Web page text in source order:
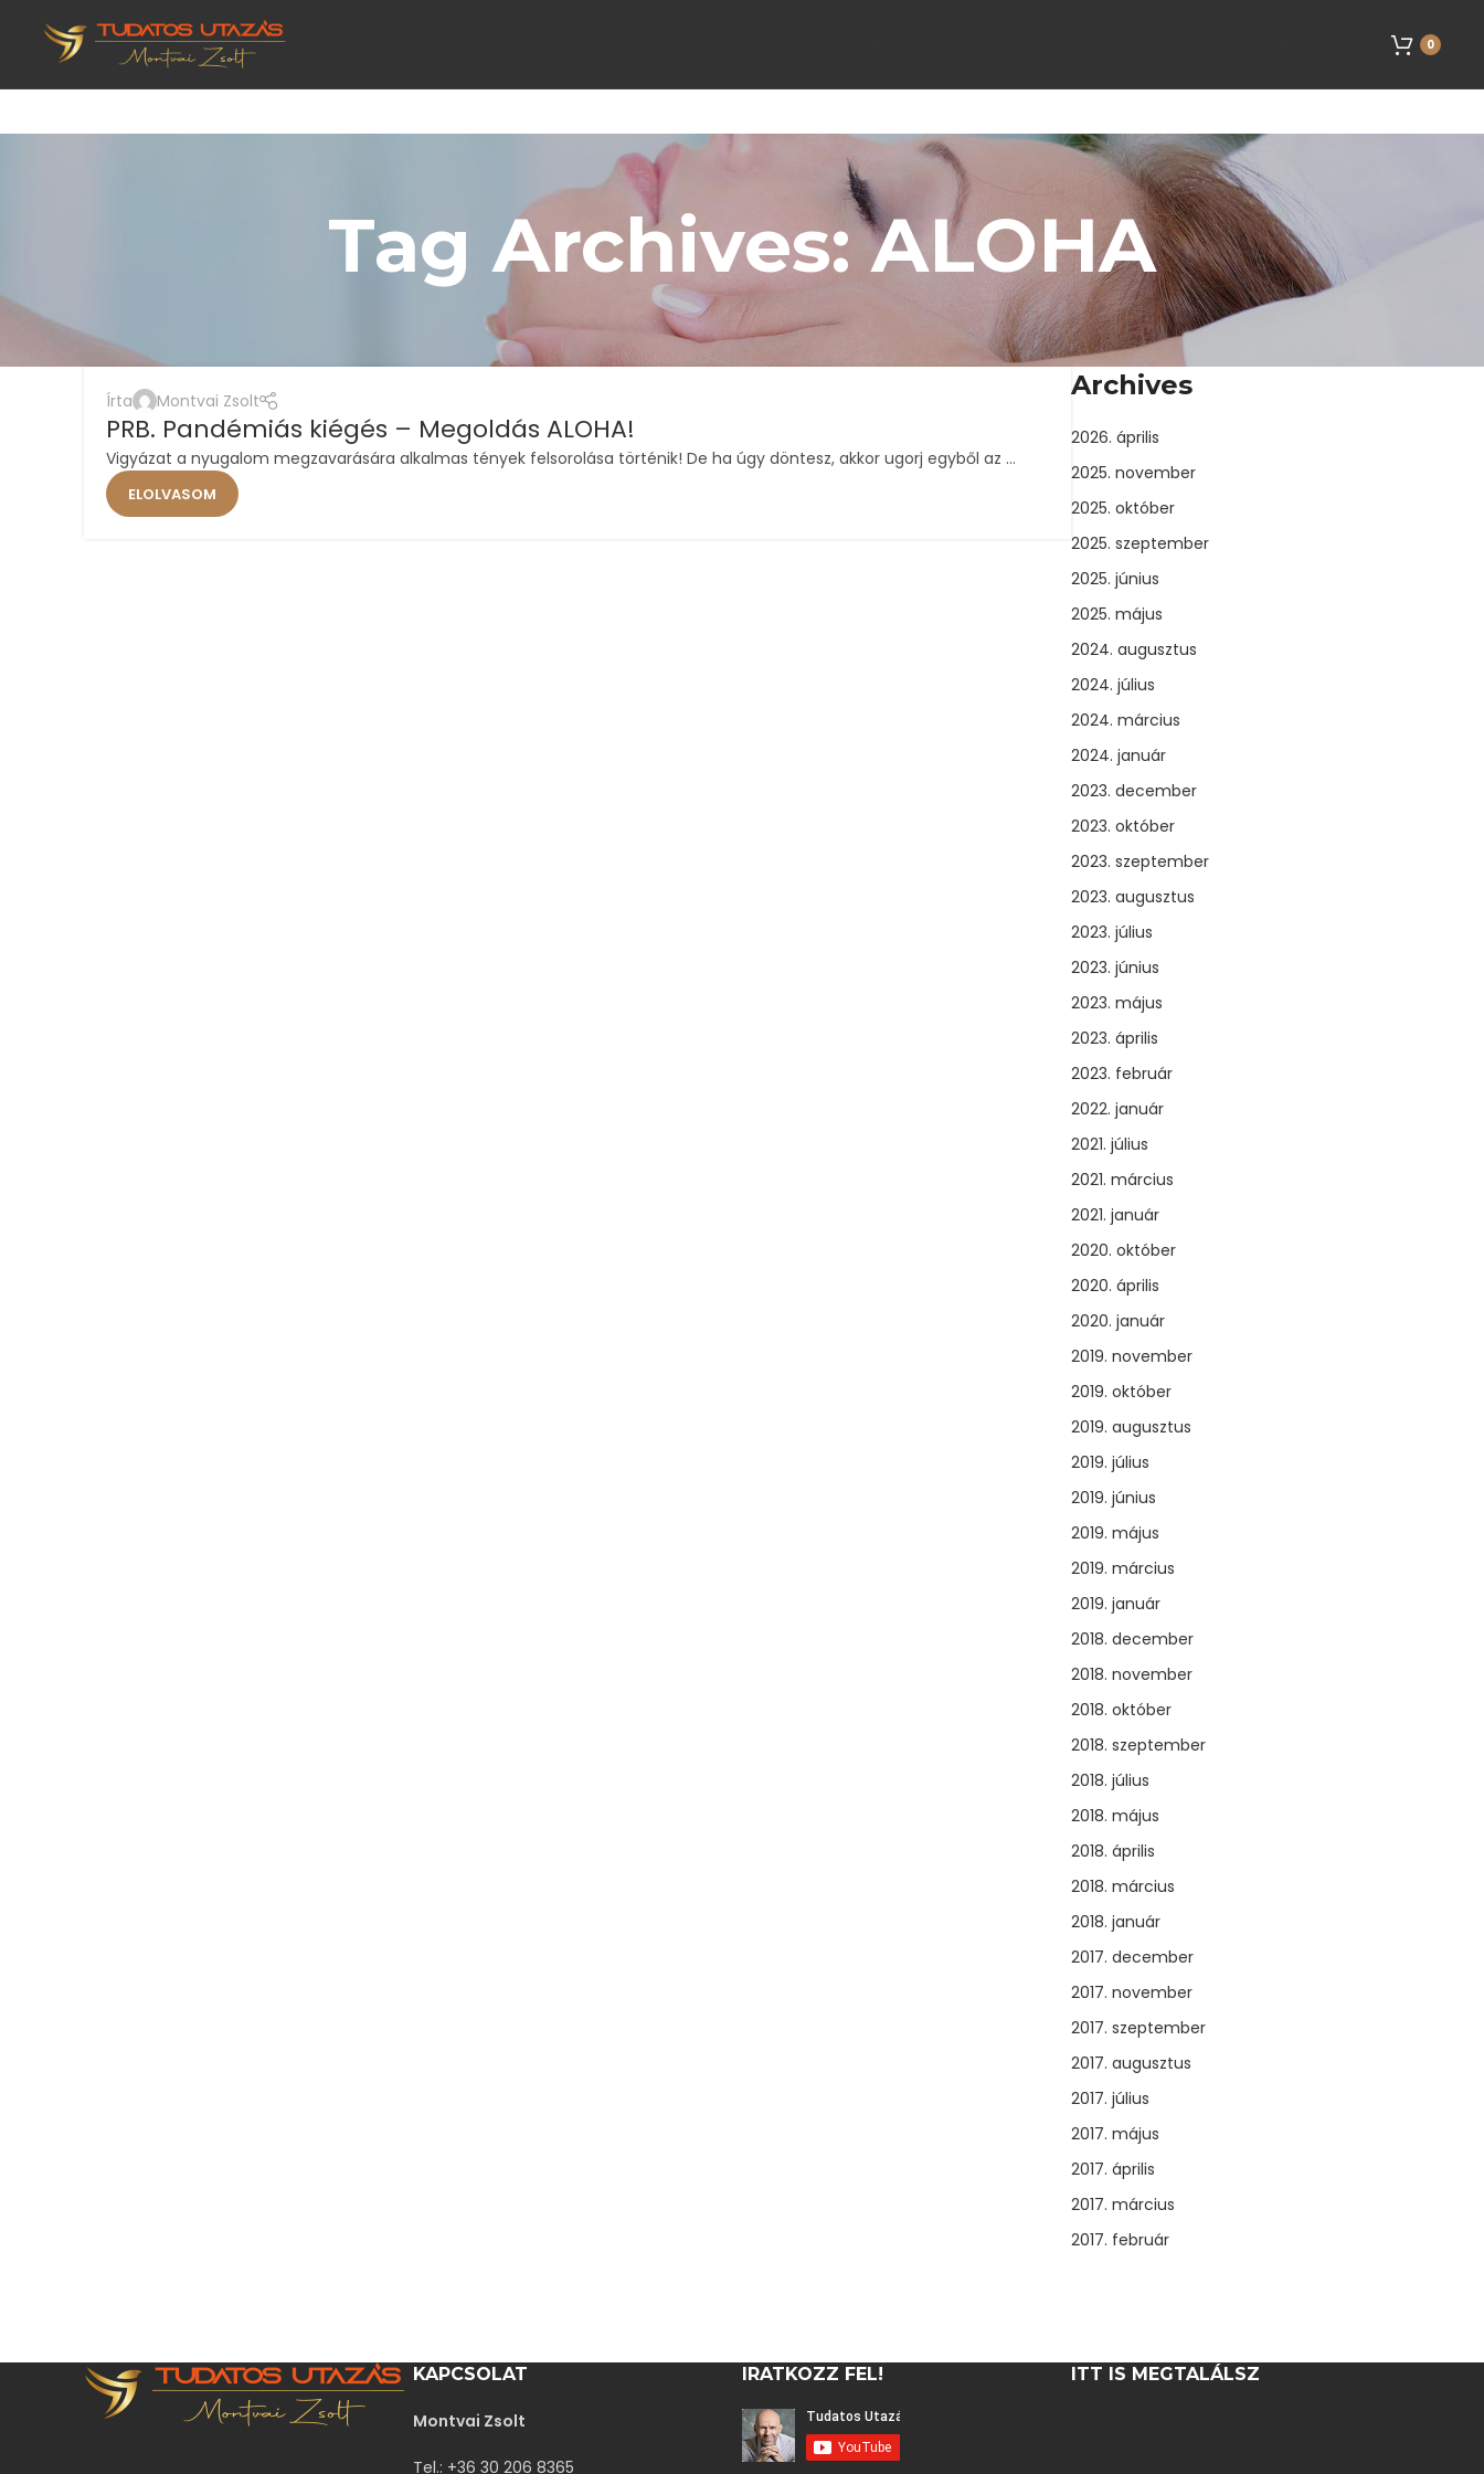
0
Tag Archives: ALOHA
24
MÁRC
ÉLETMÓD
Írta Montvai Zsolt
PRB. Pandémiás kiégés – Megoldás ALOHA!
Vigyázat a nyugalom megzavarására alkalmas tények felsorolása történik! De ha úgy döntesz, akkor ugorj egyből az ...
ELOLVASOM
Archives
2026. április
2025. november
2025. október
2025. szeptember
2025. június
2025. május
2024. augusztus
2024. július
2024. március
2024. január
2023. december
2023. október
2023. szeptember
2023. augusztus
2023. július
2023. június
2023. május
2023. április
2023. február
2022. január
2021. július
2021. március
2021. január
2020. október
2020. április
2020. január
2019. november
2019. október
2019. augusztus
2019. július
2019. június
2019. május
2019. március
2019. január
2018. december
2018. november
2018. október
2018. szeptember
2018. július
2018. május
2018. április
2018. március
2018. január
2017. december
2017. november
2017. szeptember
2017. augusztus
2017. július
2017. május
2017. április
2017. március
2017. február
KAPCSOLAT
Montvai Zsolt
Tel.: +36 30 206 8365
IRATKOZZ FEL! ITT IS MEGTALÁLSZ